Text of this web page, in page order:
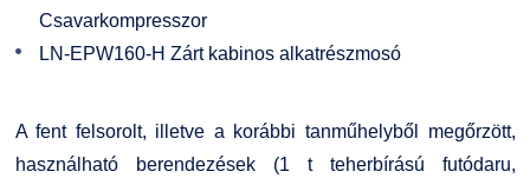
Csavarkompresszor
LN-EPW160-H Zárt kabinos alkatrészmosó
A fent felsorolt, illetve a korábbi tanműhelyből megőrzött,
használható berendezések (1 t teherbírású futódaru,